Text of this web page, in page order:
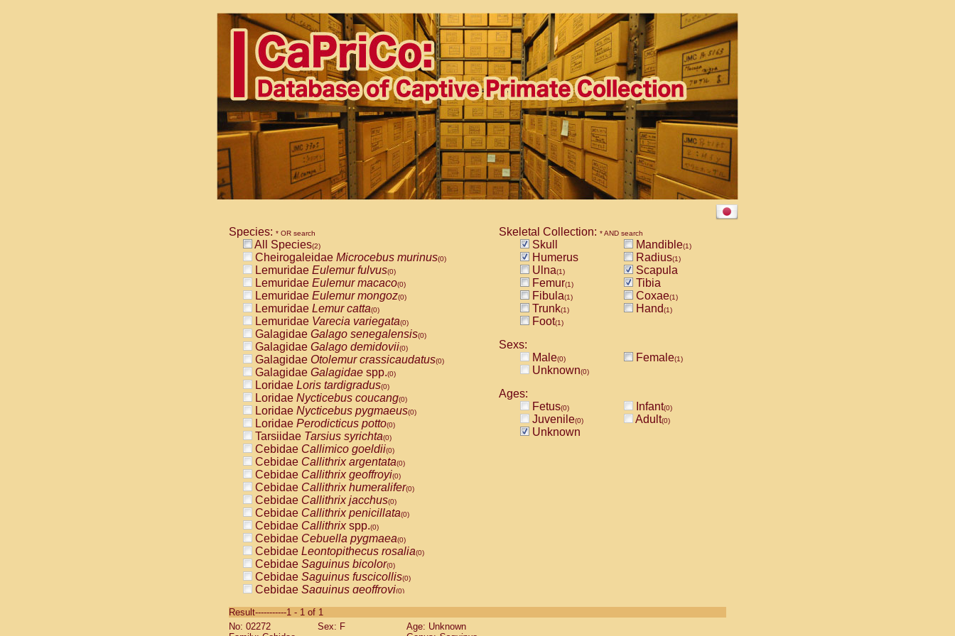
Species: * OR search
All Species(2)
Cheirogaleidae Microcebus murinus(0)
Lemuridae Eulemur fulvus(0)
Lemuridae Eulemur macaco(0)
Lemuridae Eulemur mongoz(0)
Lemuridae Lemur catta(0)
Lemuridae Varecia variegata(0)
Galagidae Galago senegalensis(0)
Galagidae Galago demidovii(0)
Galagidae Otolemur crassicaudatus(0)
Galagidae Galagidae spp.(0)
Loridae Loris tardigradus(0)
Loridae Nycticebus coucang(0)
Loridae Nycticebus pygmaeus(0)
Loridae Perodicticus potto(0)
Tarsiidae Tarsius syrichta(0)
Cebidae Callimico goeldii(0)
Cebidae Callithrix argentata(0)
Cebidae Callithrix geoffroyi(0)
Cebidae Callithrix humeralifer(0)
Cebidae Callithrix jacchus(0)
Cebidae Callithrix penicillata(0)
Cebidae Callithrixspp.(0)
Cebidae Cebuella pygmaea(0)
Cebidae Leontopithecus rosalia(0)
Cebidae Saguinus bicolor(0)
Cebidae Saguinus fuscicollis(0)
Cebidae Saguinus geoffroyi(0)
CebidaeSaguinus labiatus(0)
Cebidae Saguinus leucopus (0)
Skeletal Collection: * AND search
Skull Mandible(1)
Humerus Radius(1)
Ulna(1)
Scapula
Femur(1)
Tibia
Fibula(1) Coxae(1)
Trunk(1) Hand(1)
Foot(1)
Sexs:
Male(0) Female(1)
Unknown(0)
Ages:
Fetus(0) Infant(0)
Juvenile(0) Adult(0)
Unknown
Result-----------1 - 1 of 1
No: 02272
Sex: F
Age: Unknown